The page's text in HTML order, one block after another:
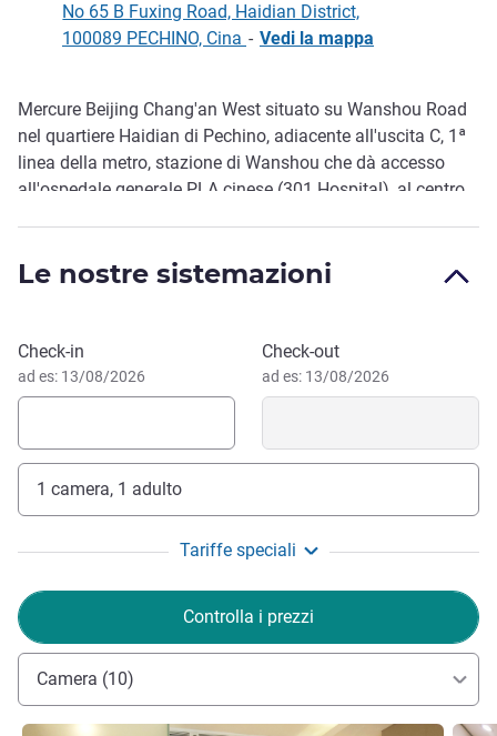
No 65 B Fuxing Road, Haidian District,
100089 PECHINO, Cina - Vedi la mappa
Descrizione
Mercure Beijing Chang'an West situato su Wanshou Road
nel quartiere Haidian di Pechino, adiacente all'uscita C, 1ª
linea della metro, stazione di Wanshou che dà accesso
all'ospedale generale PLA cinese (301 Hospital), al centro
romantico stile francese. Il ristorante a buffet serve
Le nostre sistemazioni
Prenota questo hotel
Check-in
ad es: 13/08/2026
Check-out
ad es: 13/08/2026
1 camera, 1 adulto
Tariffe speciali
Controlla i prezzi
Camera (10)
Visualizza dettagli